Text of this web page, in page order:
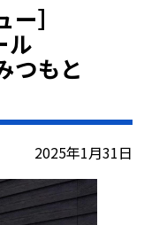
ー］
ル
つもと
2025年1月31日